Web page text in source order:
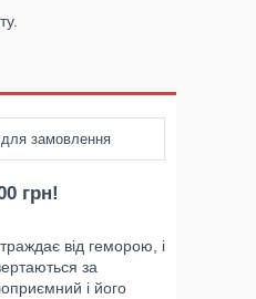
для замовлення
грн!
від геморою, і
за
і його